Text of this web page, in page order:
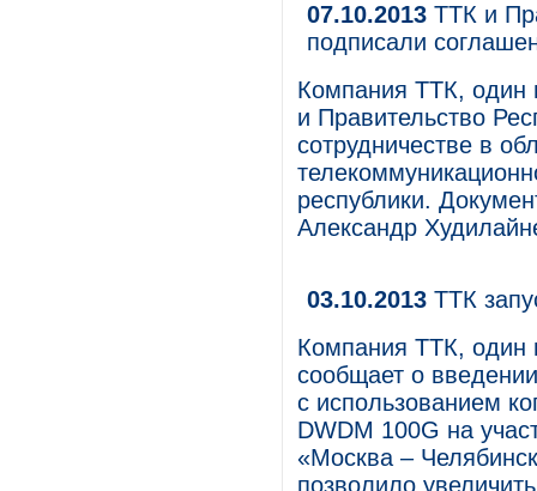
07.10.2013 ТТК и
подписали
Компания ТТК, один
и Правительство
сотрудничестве в
республики.
Александр
03.10.2013 ТТК
Компания ТТК, один
сообщает о
с использованием
DWDM 100G на
«Москва –
позволило